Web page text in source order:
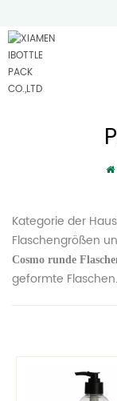
Kategorie der
Flaschengrößen
Cosmo runde
geformte Flaschen.